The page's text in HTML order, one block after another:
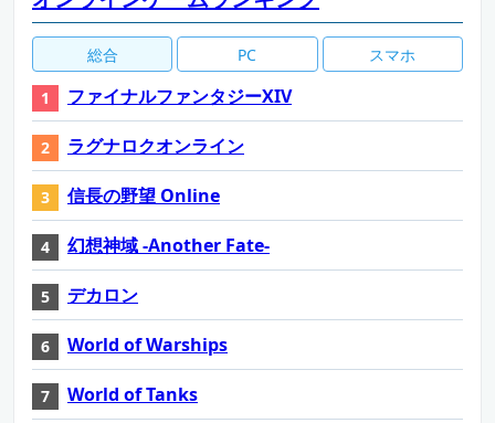
総合 PC スマホ
ファイナルファンタジーXIV
ラグナロクオンライン
信長の野望 Online
幻想神域 -Another Fate-
デカロン
World of Warships
World of Tanks